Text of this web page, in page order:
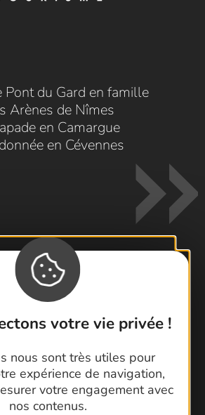
votre vie privée !
nous sont très utiles pour
expérience de navigation,
votre engagement avec
nos contenus.
Pont du Gard en famille
Arènes de Nîmes
en Camargue
en Cévennes
Contactez-nous !
Brochures
et Topoguides
Latitude Gard